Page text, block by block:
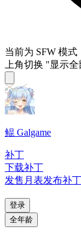
当前为 SFW 模
上角切换 "显示
鲲 Galgame
补丁
下载补丁
发售月表发布补丁
登录
全年龄